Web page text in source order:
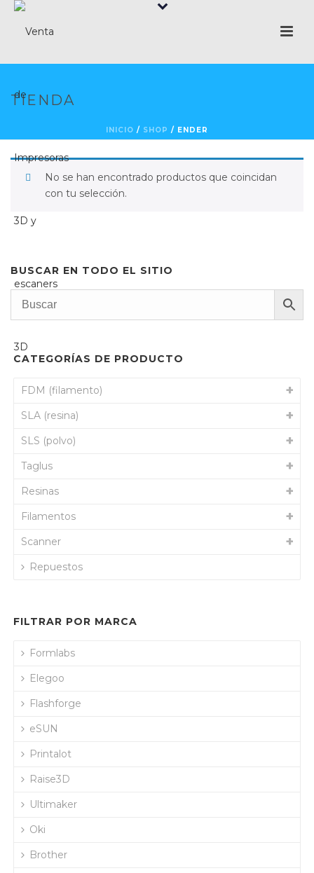
TIENDA
INICIO / SHOP / ENDER
No se han encontrado productos que coincidan
con tu selección.
BUSCAR EN TODO EL SITIO
CATEGORÍAS DE PRODUCTO
FDM (filamento)
SLA (resina)
SLS (polvo)
Taglus
Resinas
Filamentos
Scanner
Repuestos
FILTRAR POR MARCA
Formlabs
Elegoo
Flashforge
eSUN
Printalot
Raise3D
Ultimaker
Oki
Brother